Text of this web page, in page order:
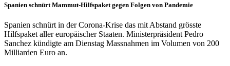
Spanien schnürt Mammut-Hilfspaket gegen Folgen von Pandemie
Spanien schnürt in der Corona-Krise das mit Abstand grösste
Hilfspaket aller europäischer Staaten. Ministerpräsident Pedro
Sanchez kündigte am Dienstag Massnahmen im Volumen von 200
Milliarden Euro an.